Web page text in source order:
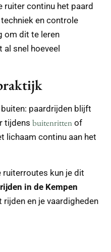
ruiter continu het paard
en controle
om dit te leren
al snel hoeveel
paardrijden blijft
tijdens buitenritten of
lichaam continu aan het
ruiterroutes kun je dit
in de Kempen
en je vaardigheden